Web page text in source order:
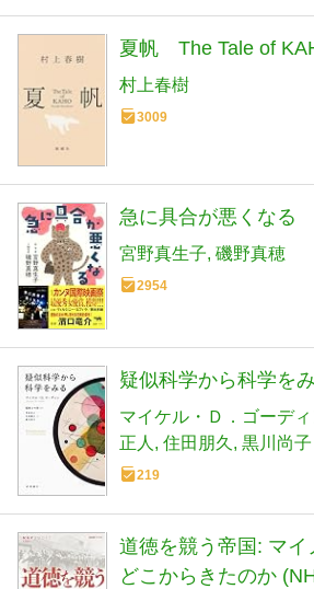
夏帆 The Tale of
村上春樹
3009
急に具合が悪くなる
宮野真生子 磯野真穂
2954
疑似科学から科学を
マイケル・Ｄ．ゴーディ
正人
住田朋久 黒川尚子
219
道徳を競う帝国: マ
どこからきたのか